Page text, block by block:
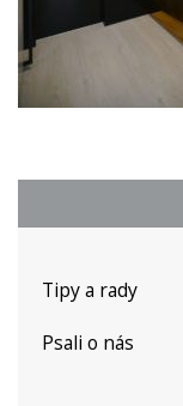
Tipy a rady
Psali o nás